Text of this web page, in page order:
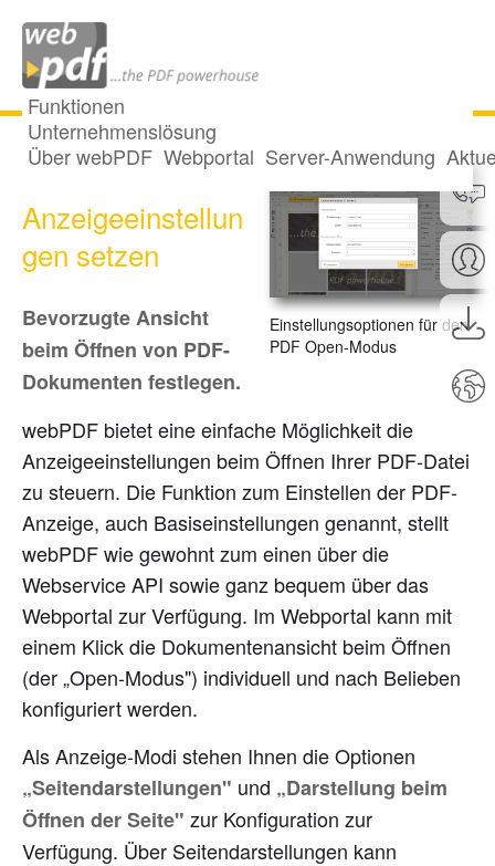
Funktionen
Unternehmenslösung
Über webPDF Webportal Server-Anwendung
Einstellungsoptionen für den
PDF Open-Modus
PDF-
Anzeigeeinstellun
gen setzen
Bevorzugte Ansicht
beim Öffnen von PDF-
Dokumenten festlegen.
webPDF bietet eine einfache Möglichkeit die
Anzeigeeinstellungen beim Öffnen Ihrer PDF-Datei
zu steuern. Die Funktion zum Einstellen der PDF-
Anzeige, auch Basiseinstellungen genannt, stellt
webPDF wie gewohnt zum einen über die
Webservice API sowie ganz bequem über das
Webportal zur Verfügung. Im Webportal kann mit
einem Klick die Dokumentenansicht beim Öffnen
(der „Open-Modus") individuell und nach Belieben
konfiguriert werden.
Als Anzeige-Modi stehen Ihnen die Optionen
„Seitendarstellungen" und „Darstellung beim
Öffnen der Seite" zur Konfiguration zur
Verfügung. Über Seitendarstellungen kann